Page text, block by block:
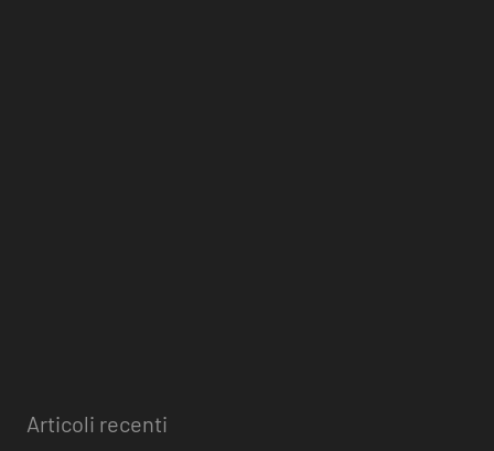
Articoli recenti